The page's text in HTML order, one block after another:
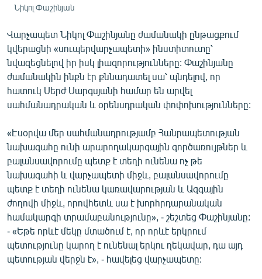
Նիկոլ Փաշինյան
Վարչապետ Նիկոլ Փաշինյանը ժամանակի ընթացքում
կվերացնի «սուպերվարչապետի» ինստիտուտը՝
նվազեցնելով իր իսկ լիազորությունները: Փաշինյանը
ժամանակին ինքն էր քննադատել սա՝ պնդելով, որ
հատուկ Սերժ Սարգսյանի համար են արվել
սահմանադրական և օրենսդրական փոփոխությունները:
«Էսօրվա մեր սահմանադրությամբ Հանրապետության
նախագահը ունի արարողակարգային գործառույթներ և
բալանսավորումը պետք է տեղի ունենա ոչ թե
նախագահի և վարչապետի միջև, բալանսավորումը
պետք է տեղի ունենա կառավարության և Ազգային
ժողովի միջև, որովհետև սա է խորհրդարանական
համակարգի տրամաբանությունը», - շեշտեց Փաշինյանը:
- «Եթե որևէ մեկը մտածում է, որ որևէ երկրում
պետությունը կարող է ունենալ երկու ղեկավար, դա այդ
պետության վերջն է», - հավելեց վարչապետը: